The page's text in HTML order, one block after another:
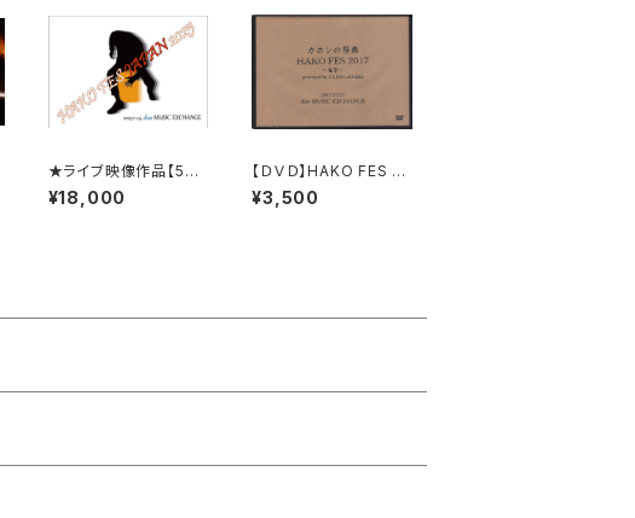
★ライブ映像作品【5枚
セット、HAKO FES JA
PAN 2025 LIVE！】＠
¥18,000
【ＤＶＤ】HAKO FES 2
017 東京
¥3,500